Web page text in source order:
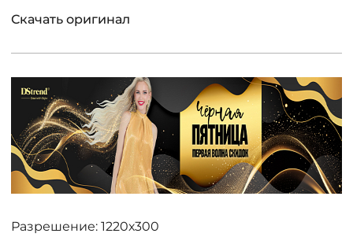
Скачать оригинал
Разрешение: 1220х300